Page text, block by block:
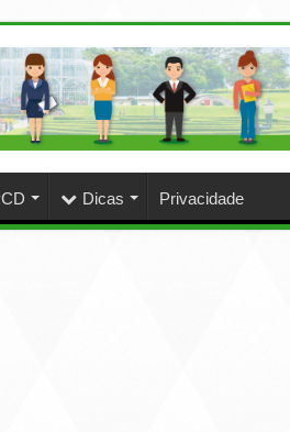
Dicas Privacidade